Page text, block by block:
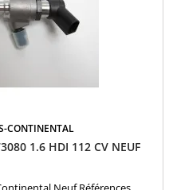
CONTINENTAL
1.6 HDI 112 CV NEUF